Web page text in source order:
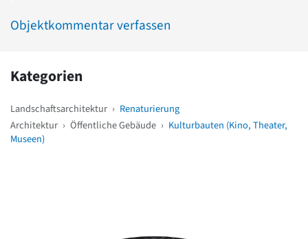
Objektkommentar verfassen
Kategorien
Landschaftsarchitektur › Renaturierung
Architektur › Öffentliche Gebäude › Kulturbauten (Kino, Theater,
Museen)